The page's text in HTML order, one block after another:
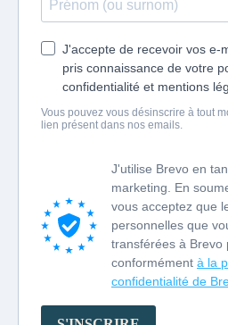
J'accepte de recevoir vos e-
pris connaissance de votre
confidentialité et mentions
Vous pouvez vous désinscrire à tout
lien présent dans nos emails.
J'utilise Brevo en
marketing. En
vous acceptez que
personnelles que
transférées à Brevo
conformément à la
confidentialité de